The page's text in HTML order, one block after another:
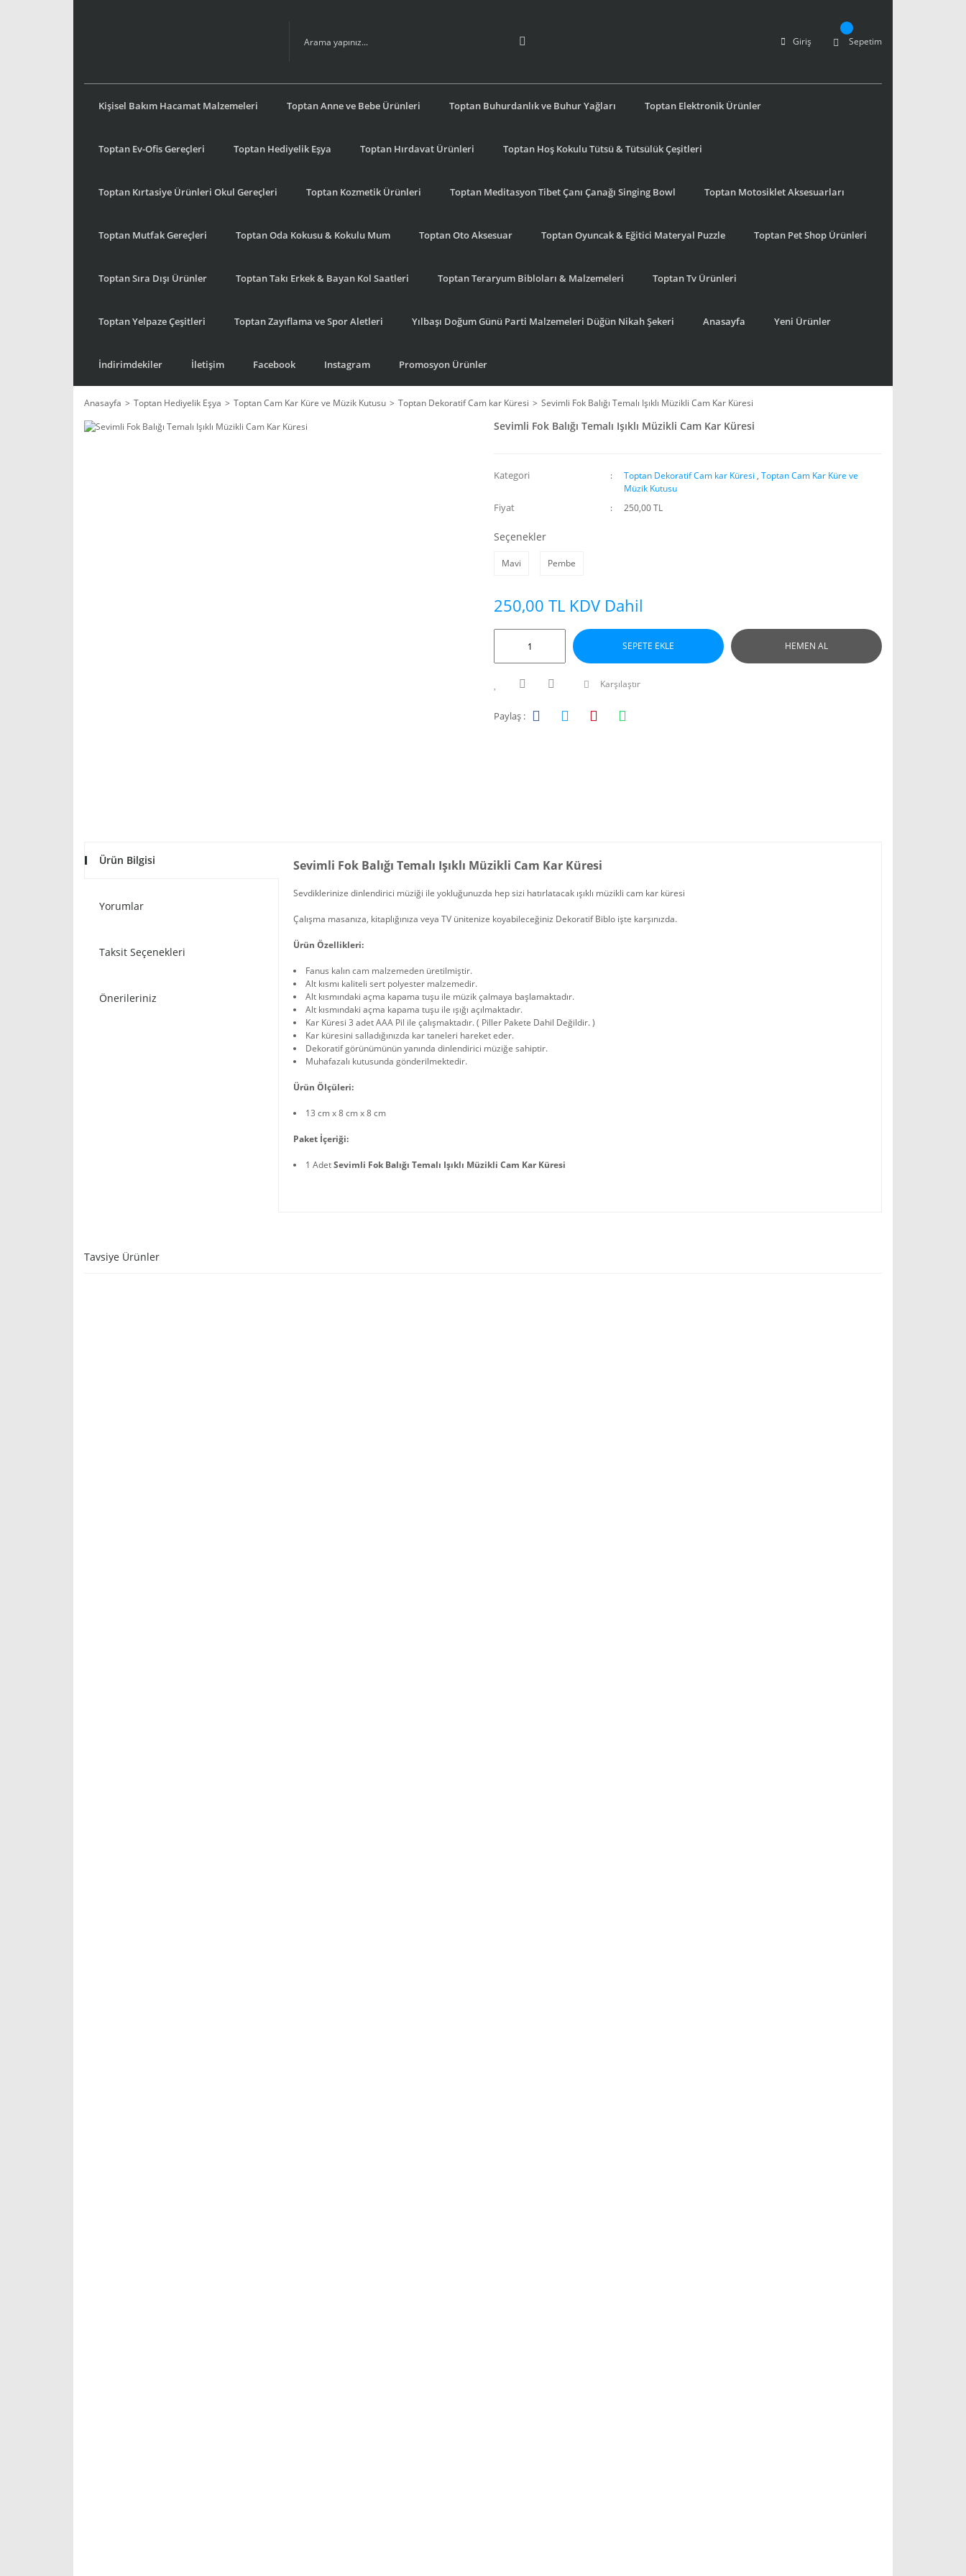
Giriş Sepetim
Kişisel Bakım Hacamat Malzemeleri Toptan Anne ve Bebe Ürünleri Toptan Buhurdanlık ve Buhur Yağları Toptan Elektronik Ürünler
Toptan Ev-Ofis Gereçleri Toptan Hediyelik Eşya Toptan Hırdavat Ürünleri Toptan Hoş Kokulu Tütsü & Tütsülük Çeşitleri
Toptan Kırtasiye Ürünleri Okul Gereçleri Toptan Kozmetik Ürünleri Toptan Meditasyon Tibet Çanı Çanağı Singing Bowl Toptan Motosiklet Aksesuarları
Toptan Mutfak Gereçleri Toptan Oda Kokusu & Kokulu Mum Toptan Oto Aksesuar Toptan Oyuncak & Eğitici Materyal Puzzle Toptan Pet Shop Ürünleri
Toptan Sıra Dışı Ürünler Toptan Takı Erkek & Bayan Kol Saatleri Toptan Teraryum Bibloları & Malzemeleri Toptan Tv Ürünleri
Toptan Yelpaze Çeşitleri Toptan Zayıflama ve Spor Aletleri Yılbaşı Doğum Günü Parti Malzemeleri Düğün Nikah Şekeri Anasayfa Yeni Ürünler
İndirimdekiler İletişim Facebook Instagram Promosyon Ürünler
Anasayfa Toptan Hediyelik Eşya Toptan Cam Kar Küre ve Müzik Kutusu Toptan Dekoratif Cam kar Küresi Sevimli Fok Balığı Temalı Işıklı Müzikli Cam Kar Küresi
Sevimli Fok Balığı Temalı Işıklı Müzikli Cam Kar Küresi
Kategori Toptan Dekoratif Cam kar Küresi , Toptan Cam Kar Küre ve
Müzik Kutusu
Fiyat 250,00 TL
Seçenekler
Mavi Pembe
250,00 TL KDV Dahil
SEPETE EKLE HEMEN AL
Karşılaştır
Paylaş :
Ürün Bilgisi
Yorumlar
Taksit Seçenekleri
Önerileriniz
Sevimli Fok Balığı Temalı Işıklı Müzikli Cam Kar Küresi
Sevdiklerinize dinlendirici müziği ile yokluğunuzda hep sizi hatırlatacak ışıklı müzikli cam kar küresi
Çalışma masanıza, kitaplığınıza veya TV ünitenize koyabileceğiniz Dekoratif Biblo işte karşınızda.
Ürün Özellikleri:
Fanus kalın cam malzemeden üretilmiştir.
Alt kısmı kaliteli sert polyester malzemedir.
Alt kısmındaki açma kapama tuşu ile müzik çalmaya başlamaktadır.
Alt kısmındaki açma kapama tuşu ile ışığı açılmaktadır.
Kar Küresi 3 adet AAA Pil ile çalışmaktadır. ( Piller Pakete Dahil Değildir. )
Kar küresini salladığınızda kar taneleri hareket eder.
Dekoratif görünümünün yanında dinlendirici müziğe sahiptir.
Muhafazalı kutusunda gönderilmektedir.
Ürün Ölçüleri:
13 cm x 8 cm x 8 cm
Paket İçeriği:
1 AdetSevimli Fok Balığı Temalı Işıklı Müzikli Cam Kar Küresi
Tavsiye Ürünler